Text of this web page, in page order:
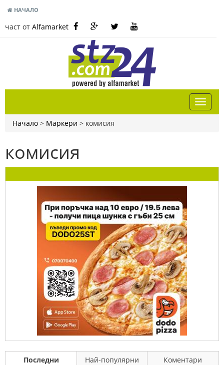
НАЧАЛО
част от Alfamarket
Начало > Маркери > комисия
комисия
Последни Най-популярни Коментари